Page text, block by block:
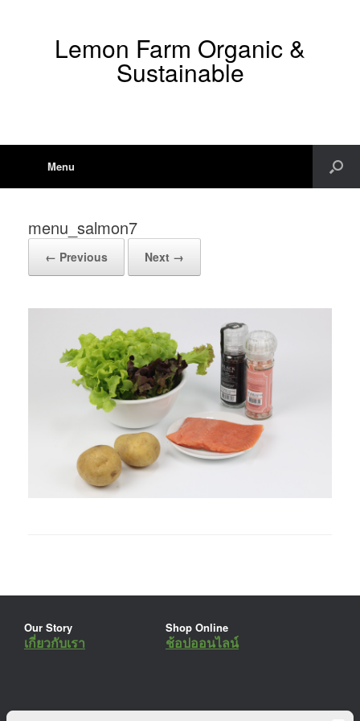
Lemon Farm Organic &
Sustainable
Menu
menu_salmon7
← Previous Next →
Our Story
เกี่ยวกับเรา
Shop Online
ช้อปออนไลน์